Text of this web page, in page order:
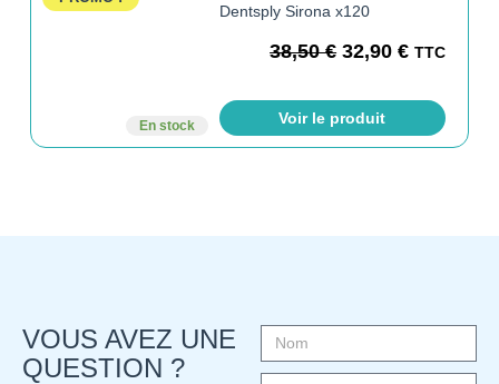
En stock
Dentsply Sirona x120
38,50€ 32,90€ TTC
Voir le produit
VOUS AVEZ UNE
QUESTION ?